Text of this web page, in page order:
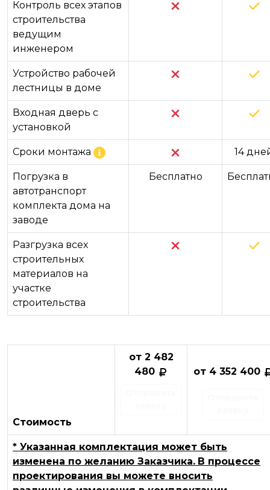
Контроль всех этапов
строительства
ведущим
инженером
Устройство рабочей
лестницы в доме
Входная дверь с
установкой
Сроки монтажа 14
Погрузка в
автотранспорт
комплекта дома на
заводе
Бесплатно
Разгрузка всех
строительных
материалов на
участке
строительства
Стоимость
от 2 482
480
от 4 352 400
* Указанная комплектация может быть
изменена по желанию Заказчика. В процессе
проектирования вы можете вносить